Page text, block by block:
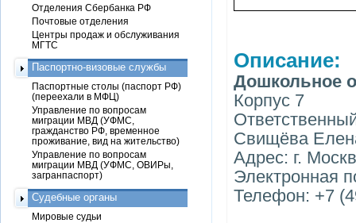
Описание:
Дошкольное
Корпус 7
Свищёва
Адрес: г.
Электронная
Телефон: +7
Отделения Сбербанка РФ
Почтовые отделения
Центры продаж и обслуживания
МГТС
Паспортно-визовые службы
Паспортные столы (паспорт РФ)
(переехали в МФЦ)
Управление по вопросам
миграции МВД (УФМС,
гражданство РФ, временное
проживание, вид на жительство)
Управление по вопросам
миграции МВД (УФМС, ОВИРы,
загранпаспорт)
Судебные органы
Мировые судьи